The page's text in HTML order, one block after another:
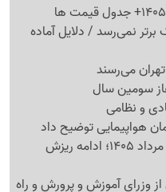
نمی‌رسد / دلایل آماده
می‌رسند
سومین سال
و نظامی
هواپیمایی توضیح داد
قیمت طلا و سکه امروز یکشنبه 18 مرداد 1405؛ ادامه ریزش
از وزرای آموزش و پرورش و راه